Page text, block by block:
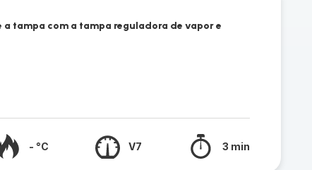
a tampa com a tampa reguladora de vapor e
- °C V7 3 min